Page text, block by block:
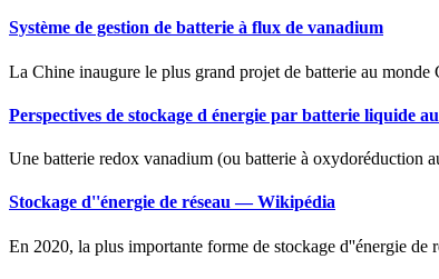
Système de gestion de batterie à flux de vanadium
La Chine inaugure le plus grand projet de batterie au
Perspectives de stockage d énergie par batterie liquide
Une batterie redox vanadium (ou batterie à oxydoréduction
Stockage d''énergie de réseau — Wikipédia
En 2020, la plus importante forme de stockage d''énergie